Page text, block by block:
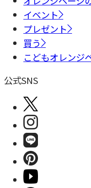
イベント
プレゼント
買う
こどもオレンジ
公式SNS